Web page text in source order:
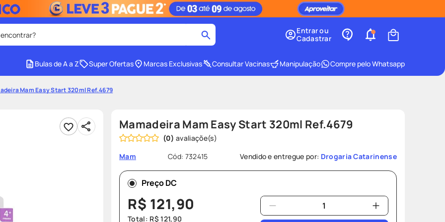
4º tadalafila
8º desodorante
teste gravidez
Entrar ou
Cadastrar
Bulas de A a Z Super Ofertas Marcas Exclusivas Consultar Vacinas Manipulação Compre pelo Whatsapp
Mam Easy Start 320ml Ref.4679
Mamadeira Mam Easy Start 320ml Ref.4679
(0)
Mam
Cód: 732415 Vendido e entregue por: Drogaria Catarinense
Preço DC
R$ 121,90
Total: R$ 121,90